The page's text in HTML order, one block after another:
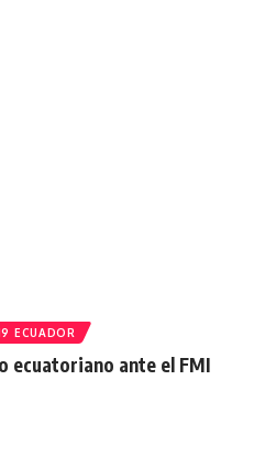
ECUADOR
ecuatoriano ante el FMI